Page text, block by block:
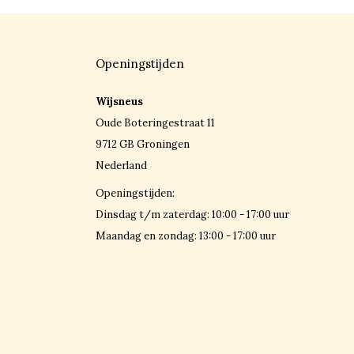
Openingstijden
Wijsneus
Oude Boteringestraat 11
9712 GB Groningen
Nederland
Openingstijden:
Dinsdag t/m zaterdag: 10:00 - 17:00 uur
Maandag en zondag: 13:00 - 17:00 uur